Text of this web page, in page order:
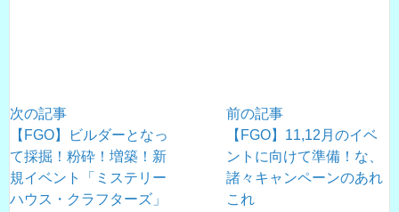
前の記事
【FGO】11,12月のイベ
ントに向けて準備！な、
諸々キャンペーンのあれ
これ
次の記事
【FGO】ビルダーとなっ
て採掘！粉砕！増築！新
規イベント「ミステリー
ハウス・クラフターズ」